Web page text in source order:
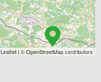
Leaflet | ©OpenStreetMapcontributors